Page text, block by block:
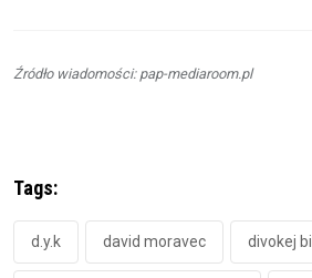
Źródło wiadomości: pap-mediaroom.pl
Tags:
d.y.k david moravec divokej bill